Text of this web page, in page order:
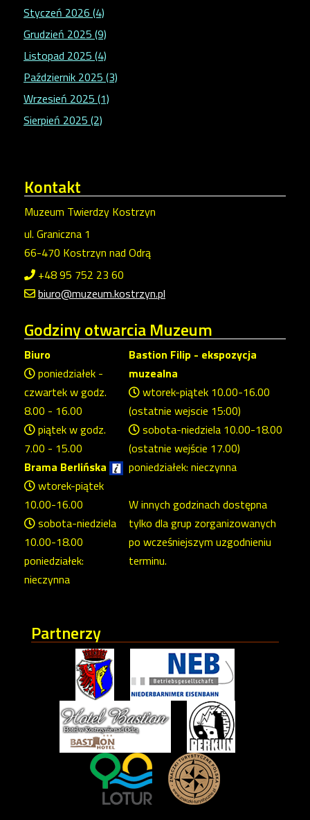
Styczeń 2026 (4)
Grudzień 2025 (9)
Listopad 2025 (4)
Październik 2025 (3)
Wrzesień 2025 (1)
Sierpień 2025 (2)
Kontakt
Muzeum Twierdzy Kostrzyn
ul. Graniczna 1
66-470 Kostrzyn nad Odrą
+48 95 752 23 60
biuro@muzeum.kostrzyn.pl
Godzinyotwarcia Muzeum
Biuro
poniedziałek -
czwartek w godz.
8.00 - 16.00
piątek w godz.
7.00 - 15.00
Brama Berlińska
wtorek-piątek
10.00-16.00
sobota-niedziela
10.00-18.00
poniedziałek:
nieczynna
Bastion Filip - ekspozycja
muzealna
wtorek-piątek 10.00-16.00
(ostatnie wejscie 15:00)
sobota-niedziela 10.00-18.00
(ostatnie wejście 17.00)
poniedziałek: nieczynna
W innych godzinach dostępna
tylko dla grup zorganizowanych
po wcześniejszym uzgodnieniu
terminu.
Partnerzy